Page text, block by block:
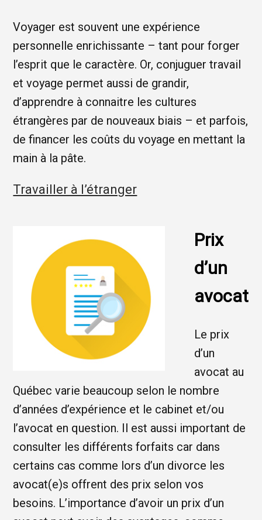
Voyager est souvent une expérience
personnelle enrichissante – tant pour forger
l’esprit que le caractère. Or, conjuguer travail
et voyage permet aussi de grandir,
d’apprendre à connaitre les cultures
étrangères par de nouveaux biais – et parfois,
de financer les coûts du voyage en mettant la
main à la pâte.
Travailler à l’étranger
Prix
d’un
avocat
Le prix
d’un
avocat au
Québec varie beaucoup selon le nombre
d’années d’expérience et le cabinet et/ou
l’avocat en question. Il est aussi important de
consulter les différents forfaits car dans
certains cas comme lors d’un divorce les
avocat(e)s offrent des prix selon vos
besoins. L’importance d’avoir un prix d’un